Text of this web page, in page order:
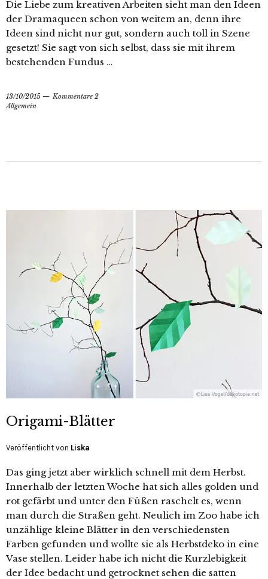
Die Liebe zum kreativen Arbeiten sieht man den Ideen
der Dramaqueen schon von weitem an, denn ihre
Ideen sind nicht nur gut, sondern auch toll in Szene
gesetzt! Sie sagt von sich selbst, dass sie mit ihrem
bestehenden Fundus …
13/10/2015
Kommentare 2
Allgemein
Origami-Blätter
Veröffentlicht von Liska
Das ging jetzt aber wirklich schnell mit dem Herbst.
Innerhalb der letzten Woche hat sich alles golden und
rot gefärbt und unter den Füßen raschelt es, wenn
man durch die Straßen geht. Neulich im Zoo habe ich
unzählige kleine Blätter in den verschiedensten
Farben gefunden und wollte sie als Herbstdeko in eine
Vase stellen. Leider habe ich nicht die Kurzlebigkeit
der Idee bedacht und getrocknet sehen die satten